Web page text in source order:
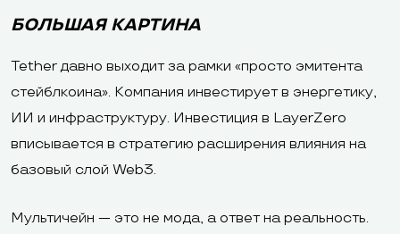
БОЛЬШАЯ КАРТИНА
Tether давно выходит за рамки «просто эмитента
стейблкоина». Компания инвестирует в энергетику,
ИИ и инфраструктуру. Инвестиция в LayerZero
вписывается в стратегию расширения влияния на
базовый слой Web3.
Мультичейн — это не мода, а ответ на реальность.